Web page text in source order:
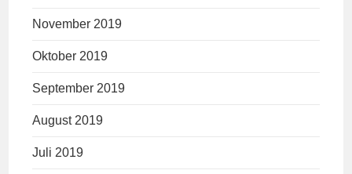
November 2019
Oktober 2019
September 2019
August 2019
Juli 2019